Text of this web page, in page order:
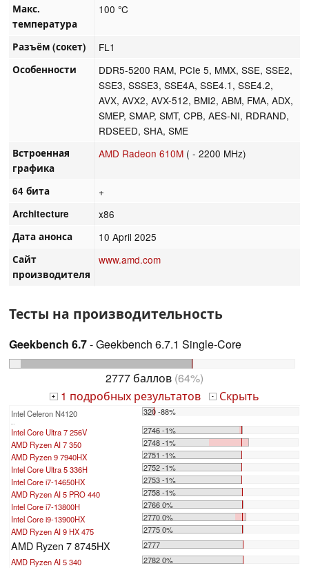
Макс.
температура
100 °C
Разъём (сокет) FL1
Особенности
DDR5-5200 RAM, PCIe 5, MMX, SSE, SSE2,
SSE3, SSSE3, SSE4A, SSE4.1, SSE4.2,
AVX, AVX2, AVX-512, BMI2, ABM, FMA, ADX,
SMEP, SMAP, SMT, CPB, AES-NI, RDRAND,
RDSEED, SHA, SME
Встроенная
графика
AMD Radeon 610M ( - 2200 MHz)
64 бита +
Architecture x86
Дата анонса 10 April 2025
Сайт
производителя
www.amd.com
Тесты на производительность
Geekbench 6.7- Geekbench 6.7.1 Single-Core
2777 баллов (64%)
+ 1 подробных результатов - Скрыть
Intel Celeron N4120 320 -88%
Intel Core Ultra 7 256V
2746 -1%
AMD Ryzen AI 7 350
2748 -1%
AMD Ryzen 9 7940HX
2751 -1%
Intel Core Ultra 5 336H
2752 -1%
Intel Core i7-14650HX
2753 -1%
AMD Ryzen AI 5 PRO 440
2758 -1%
Intel Core i7-13800H
2766 0%
Intel Core i9-13900HX
2770 0%
AMD Ryzen AI 9 HX 475
2775 0%
AMD Ryzen 7 8745HX
2777
AMD Ryzen AI 5 340
2782 0%